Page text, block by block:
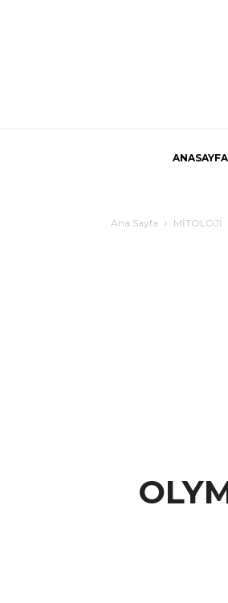
ANASAYFA
Ana Sayfa MİTOLOJİ